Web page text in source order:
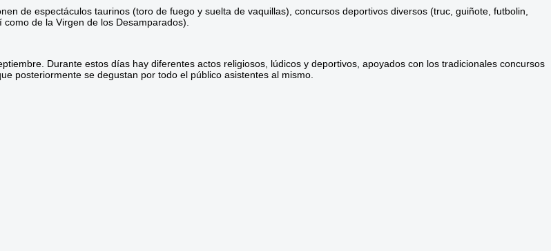
de espectáculos taurinos (toro de fuego y suelta de vaquillas), concursos deportivos diversos (truc, guiñote, futbolin,
de la Virgen de los Desamparados).
Durante estos días hay diferentes actos religiosos, lúdicos y deportivos, apoyados con los tradicionales concursos
posteriormente se degustan por todo el público asistentes al mismo.